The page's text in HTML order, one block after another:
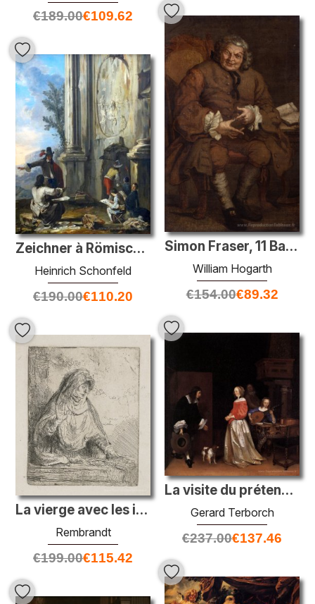
€189.00€109.62
Simon Fraser, 11 Barone Lovat
William Hogarth
€154.00€89.32
Zeichner à Römischen Ruinen
Heinrich Schonfeld
€190.00€110.20
La visite du prétendant
Gerard Terborch
€237.00€137.46
La vierge avec les instruments de la passion
Rembrandt
€199.00€115.42